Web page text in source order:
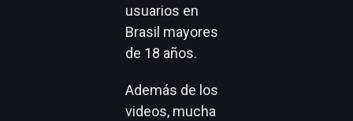
usuarios en
Brasil mayores
de 18 años.
Además de los
videos, mucha